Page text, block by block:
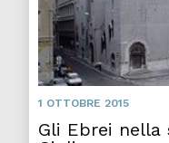
1 OTTOBRE 2015
Gli Ebrei nella